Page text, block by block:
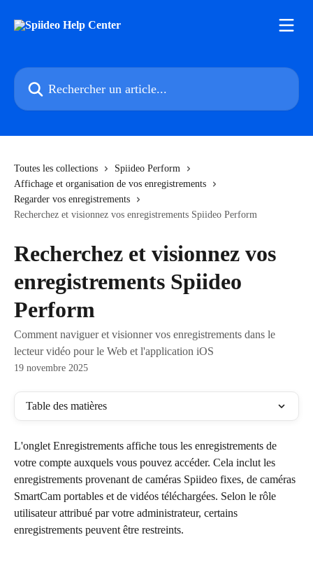
Rechercher un article...
Toutes les collections
Spiideo Perform
Affichage et organisation de vos enregistrements
Regarder vos enregistrements
Recherchez et visionnez vos enregistrements Spiideo Perform
Recherchez et visionnez vos
enregistrements Spiideo
Perform
Comment naviguer et visionner vos enregistrements dans le
lecteur vidéo pour le Web et l'application iOS
19 novembre 2025
Table des matières
L'onglet Enregistrements affiche tous les enregistrements de
votre compte auxquels vous pouvez accéder. Cela inclut les
enregistrements provenant de caméras Spiideo fixes, de caméras
SmartCam portables et de vidéos téléchargées. Selon le rôle
utilisateur attribué par votre administrateur, certains
enregistrements peuvent être restreints.